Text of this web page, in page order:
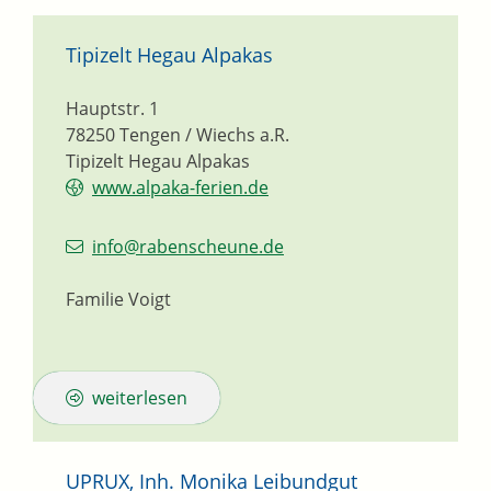
Tipizelt Hegau Alpakas
Tipizelt Hegau Alpakas
Hauptstr. 1
78250Tengen / Wiechs a.R.
www.alpaka-ferien.de
info@rabenscheune.de
Familie Voigt
weiterlesen
UPRUX, Inh. Monika Leibundgut